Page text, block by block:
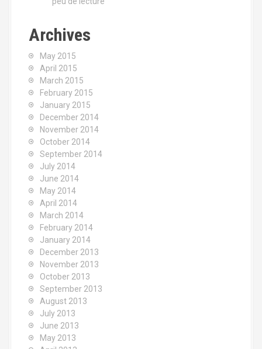
Archives
May 2015
April 2015
March 2015
February 2015
January 2015
December 2014
November 2014
October 2014
September 2014
July 2014
June 2014
May 2014
April 2014
March 2014
February 2014
January 2014
December 2013
November 2013
October 2013
September 2013
August 2013
July 2013
June 2013
May 2013